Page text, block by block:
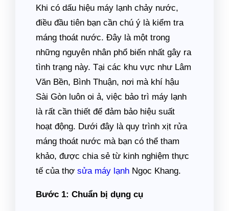
Khi có dấu hiệu máy lạnh chảy nước,
điều đầu tiên bạn cần chú ý là kiểm tra
máng thoát nước. Đây là một trong
những nguyên nhân phổ biến nhất gây ra
tình trạng này. Tại các khu vực như Lâm
Văn Bền, Bình Thuận, nơi mà khí hậu
Sài Gòn luôn oi ả, việc bảo trì máy lạnh
là rất cần thiết để đảm bảo hiệu suất
hoạt động. Dưới đây là quy trình xịt rửa
máng thoát nước mà bạn có thể tham
khảo, được chia sẻ từ kinh nghiệm thực
tế của thợ sửa máy lạnh Ngọc Khang.
Bước 1: Chuẩn bị dụng cụ